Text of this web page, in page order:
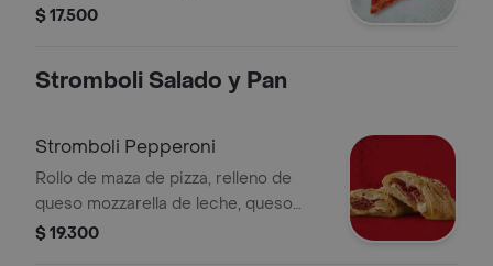
queso parmesano y pepperoni.
$ 17.500
Stromboli Salado y Pan
Stromboli Pepperoni
Rollo de maza de pizza, relleno de
queso mozzarella de leche, queso
parmesano y pepperoni, porción
$ 19.300